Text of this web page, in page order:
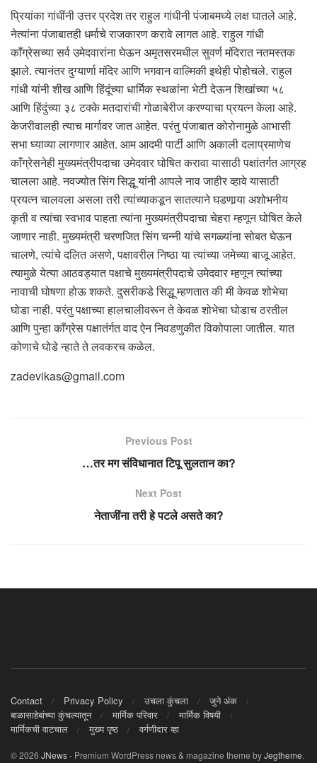
प्रियांका गांधींनी उत्तर प्रदेश तर राहुल गांधीनी पंजाबमध्ये लक्ष घातले आहे.
नेत्यांना पंजाबातही धर्माचे राजकारण करावे लागत आहे. राहुल गांधी
काँग्रेसच्या सर्व उमेदवारांना घेऊन अमृतसरमधील सुवर्ण मंदिरात नतमस्तक
झाले. त्यानंतर दुग्यार्णा मंदिर आणि भगवान वाल्मिकी इथेही पोहोचले. राहुल
गांधी यांनी शीख आणि हिंदूंच्या धार्मिक स्थळांना भेटी देऊन शिखांच्या ५८
आणि हिंदुंच्या ३८ टक्के मतदारांची गोळाबेरीज करण्याचा प्रयत्न केला आहे.
केजरीवालही त्याच मार्गावर जात आहेत. परंतु पंजाबात कोरोनामुळे आभासी
सभा घ्याव्या लागणार आहेत. आम आदमी पार्टी आणि अकाली दलाप्रमाणेच
काँग्रेसनेही मुख्यमंत्रीपदाचा उमेदवार घोषित करावा यासाठी पक्षांतर्गत आग्रह
चालला आहे. नवज्योत सिंग सिद्धू यांनी आपले नाव जाहीर व्हावे यासाठी
प्रयत्न चालवला असला तरी त्यांच्याकडून सातत्याने घडणार्‍या अशोभनीय
कृती व त्यांचा स्वभाव पाहता त्यांना मुख्यमंत्रीपदाचा चेहरा म्हणून घोषित केले
जाणार नाही. मुख्यमंत्री चरणजित सिंग चन्नी यांचे सगळ्यांना सोबत घेऊन
चालणे, त्यांचे दलित असणे, पक्षावरील निष्ठा या त्यांच्या जमेच्या बाजू आहेत.
त्यामुळे येत्या आठवड्यात पक्षाचे मुख्यमंत्रीपदाचे उमेदवार म्हणून त्यांच्या
नावाची घोषणा होऊ शकते. दुसरीकडे सिद्धू म्हणतात की मी केवळ शोभेचा
घोडा नाही. परंतु पक्षाच्या हालचालीवरून ते केवळ शोभेचा घोडाच ठरतील
आणि पुन्हा काँग्रेस पक्षातंर्गत वाद ऐन निवडणुकीत विकोपाला जातील. यात
कोणाचे घोडे न्हाते ते लवकरच कळेल.
zadevikas@gmail.com
Previous Post
…तर मग संविधानात टिपू सुलतान का?
Next Post
नेताजींना तरी हे पटले असते का?
Contact Privacy Policy उचला कुंचला
जुने अंक
बाळासाहेबांच्या कुंचल्यातून
मार्मिक परिवार
मार्मिक विषयी
मार्मिकची वाटचाल
मुख्य पृष्ठ वर्गणीदार व्हा
© 2026 JNews- Premium WordPress news & magazine theme byJegtheme.